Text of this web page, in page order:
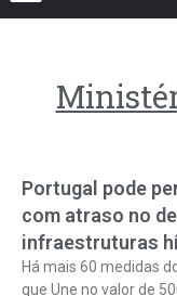
Portugal pode
com atraso no
infraestruturas
Há mais 60 medidas
que Une no valor de